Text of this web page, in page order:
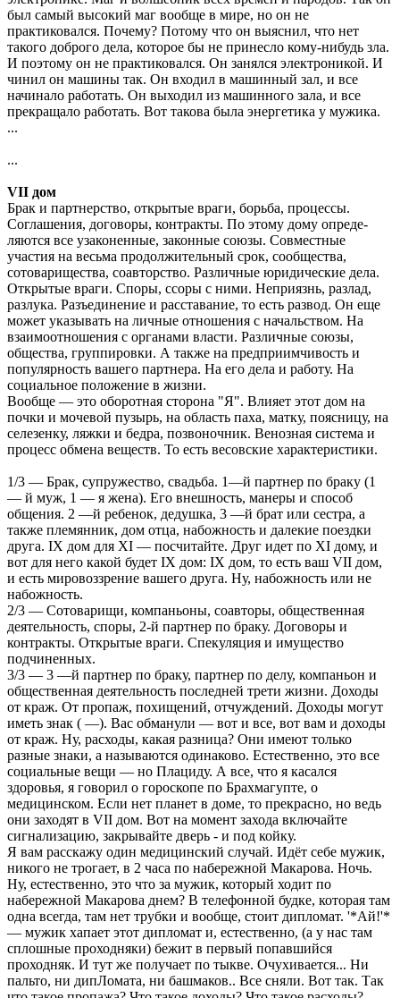
был самый высокий маг вообще в мире, но он не
практиковался. Почему? Потому что он выяснил, что нет
такого доброго дела, которое бы не принесло кому-нибудь зла.
И поэтому он не практиковался. Он занялся электроникой. И
чинил он машины так. Он входил в ма­шинный зал, и все
начинало работать. Он выходил из машинного зала, и все
прекращало работать. Вот такова была энергетика у мужика.
...
...
VII дом
Брак и партнерство, открытые враги, борьба, процессы.
Соглашения, договоры, контракты. По этому дому опреде­
ляются все узаконенные, законные союзы. Совместные
участия на весьма продолжительный срок, сообщества,
сотоварищества, соавторство. Различные юридические дела.
Открытые враги. Споры, ссоры с ними. Неприязнь, разлад,
разлука. Разъединение и расставание, то есть раз­вод. Он еще
может указывать на личные отношения с на­чальством. На
взаимоотношения с органами власти. Раз­личные союзы,
общества, группировки. А также на пред­приимчивость и
популярность вашего партнера. На его дела и работу. На
социальное положение в жизни.
Вообще — это оборотная сторона "Я". Влияет этот дом на
почки и мочевой пузырь, на область паха, матку, пояс­ницу, на
селезенку, ляжки и бедра, позвоночник. Венозная система и
процесс обмена веществ. То есть весовские ха­рактеристики.
1/3 — Брак, супружество, свадьба. 1—й партнер по браку (1
— й муж, 1 — я жена). Его внешность, манеры и способ
общения. 2 —й ребенок, дедушка, 3 —й брат или сестра, а
также племянник, дом отца, набожность и дале­кие поездки
друга. IX дом для XI — посчитайте. Друг идет по XI дому, и
вот для него какой будет IX дом: IX дом, то есть ваш VII дом,
и есть мировоззрение вашего друга. Ну, набожность или не
набожность.
2/3 — Сотоварищи, компаньоны, соавторы, общест­венная
деятельность, споры, 2-й партнер по браку. Дого­воры и
контракты. Открытые враги. Спекуляция и иму­щество
подчиненных.
3/3 — 3 —й партнер по браку, партнер по делу, ком­паньон и
общественная деятельность последней трети жизни. Доходы
от краж. От пропаж, похищений, отчуж­дений. Доходы могут
иметь знак ( —). Вас обманули — вот и все, вот вам и доходы
от краж. Ну, расходы, какая раз­ница? Они имеют только
разные знаки, а называются одинаково. Естественно, это все
социальные вещи — но Плациду. А все, что я касался
здоровья, я говорил о горо­скопе по Брахмагупте, о
медицинском. Если нет планет в доме, то прекрасно, но ведь
они заходят в VII дом. Вот на момент захода включайте
сигнализацию, закрывайте дверь - и под койку.
Я вам расскажу один медицинский случай. Идёт себе мужик,
никого не трогает, в 2 часа по набережной Мака­рова. Ночь.
Ну, естественно, это что за мужик, который ходит по
набережной Макарова днем? В телефонной буд­ке, которая там
одна всегда, там нет трубки и вообще, стоит дипломат. '*Ай!'*
— мужик хапает этот дипломат и, естественно, (а у нас там
сплошные проходняки) бежит в первый попавшийся
проходняк. И тут же получает по ты­кве. Очухивается... Ни
пальто, ни дипЛомата, ни башмаков.. Все сняли. Вот так. Так